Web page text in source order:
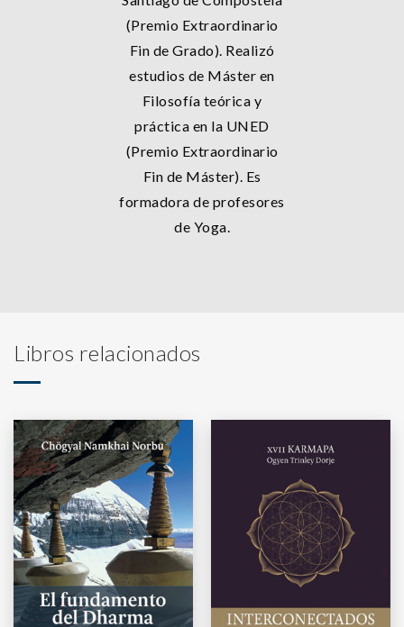
(Premio Extraordinario
Fin de Grado). Realizó
estudios de Máster en
Filosofía teórica y
práctica en la UNED
(Premio Extraordinario
Fin de Máster). Es
formadora de profesores
de Yoga.
Libros relacionados